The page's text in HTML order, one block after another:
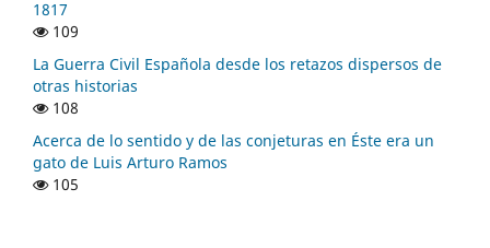
1817
109
La Guerra Civil Española desde los retazos dispersos de
otras historias
108
Acerca de lo sentido y de las conjeturas en Éste era un
gato de Luis Arturo Ramos
105